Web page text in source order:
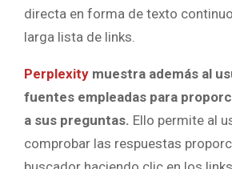
directa en forma de texto
larga lista de links.
Perplexity muestra además al
fuentes empleadas para
a sus preguntas. Ello permite al
comprobar las respuestas